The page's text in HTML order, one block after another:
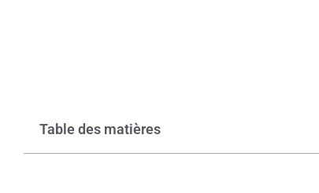
Table des matières